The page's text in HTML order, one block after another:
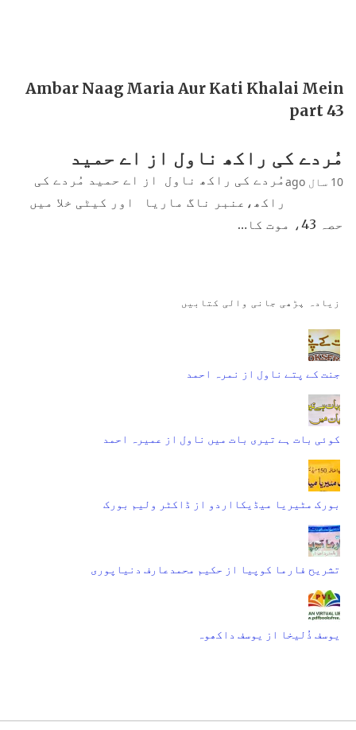
Ambar Naag Maria Aur Kati Khalai Mein
part 43
مُردے کی راکھ ناول از اے حمید
10 سال ago
مُردے کی راکھ ناول از اے حمید مُردے کی
راکھ،عنبر ناگ ماریا اور کیٹی خلا میں
حصہ 43، موت کا…
زیادہ پڑھی جانی والی کتابیں
جنت کے پتے ناول از نمرہ احمد
کوئی بات ہے تیری بات میں ناول از عمیرہ احمد
بورک مٹیریا میڈیکااردو از ڈاکٹر ولیم بورک
تشریح فارما کوپیا از حکیم محمدعارف دنیاپوری
یوسف ذُلیخا از یوسف داکھوہ